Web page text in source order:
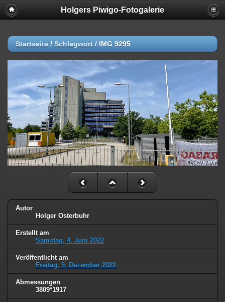
Holgers Piwigo-Fotogalerie
Startseite / Schlagwort / IMG 9295
Autor
Holger Osterbuhr
Erstellt am
Samstag, 4. Juni 2022
Veröffentlicht am
Freitag, 9. Dezember 2022
Abmessungen
3809*1917